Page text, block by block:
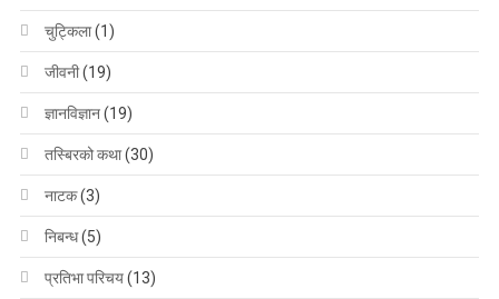
चुट्किला(1)
जीवनी(19)
ज्ञानविज्ञान(19)
तस्बिरको कथा(30)
नाटक(3)
निबन्ध(5)
प्रतिभा परिचय(13)